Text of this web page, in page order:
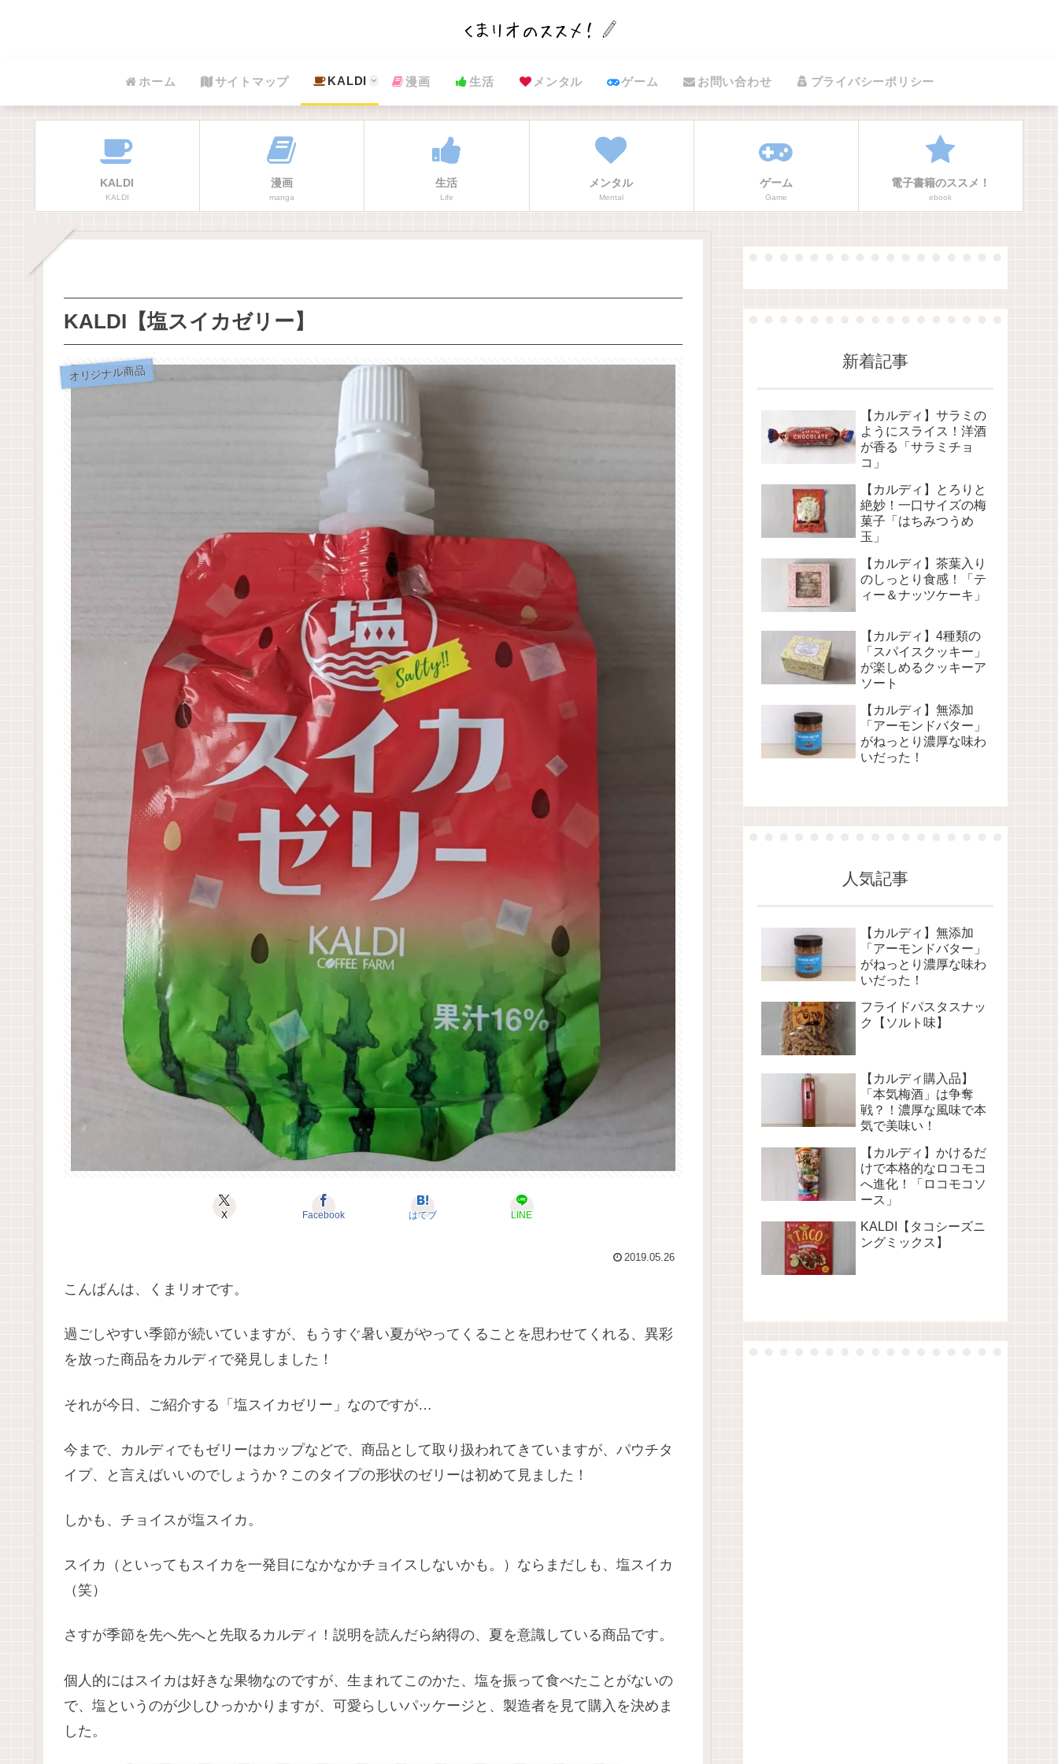
ホーム サイトマップ KALDI 漫画 生活 メンタル ゲーム お問い合わせ プライバシーポリシー
KALDI
KALDI
漫画
manga
生活
Life
メンタル
Mental
ゲーム
Game
電子書籍のススメ！
ebook
KALDI【塩スイカゼリー】
オリジナル商品
X Facebook はてブ LINE
2019.05.26
こんばんは、くまリオです。
過ごしやすい季節が続いていますが、もうすぐ暑い夏がやってくることを思わせてくれる、異彩
を放った商品をカルディで発見しました！
それが今日、ご紹介する「塩スイカゼリー」なのですが…
今まで、カルディでもゼリーはカップなどで、商品として取り扱われてきていますが、パウチタ
イプ、と言えばいいのでしょうか？このタイプの形状のゼリーは初めて見ました！
しかも、チョイスが塩スイカ。
スイカ（といってもスイカを一発目になかなかチョイスしないかも。）ならまだしも、塩スイカ
（笑）
さすが季節を先へ先へと先取るカルディ！説明を読んだら納得の、夏を意識している商品です。
個人的にはスイカは好きな果物なのですが、生まれてこのかた、塩を振って食べたことがないの
で、塩というのが少しひっかかりますが、可愛らしいパッケージと、製造者を見て購入を決めま
した。
新着記事
【カルディ】サラミの
ようにスライス！洋酒
が香る「サラミチョ
コ」
【カルディ】とろりと
絶妙！一口サイズの梅
菓子「はちみつうめ
玉」
【カルディ】茶葉入り
のしっとり食感！「テ
ィー＆ナッツケーキ」
【カルディ】4種類の
「スパイスクッキー」
が楽しめるクッキーア
ソート
【カルディ】無添加
「アーモンドバター」
がねっとり濃厚な味わ
いだった！
人気記事
【カルディ】無添加
「アーモンドバター」
がねっとり濃厚な味わ
いだった！
フライドパスタスナッ
ク【ソルト味】
【カルディ購入品】
「本気梅酒」は争奪
戦？！濃厚な風味で本
気で美味い！
【カルディ】かけるだ
けで本格的なロコモコ
へ進化！「ロコモコソ
ース」
KALDI【タコシーズニ
ングミックス】